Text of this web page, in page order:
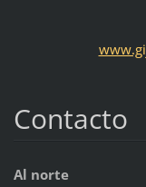
Contacto
Al norte